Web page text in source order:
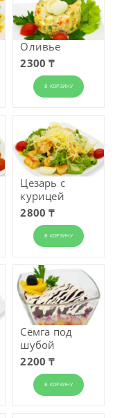
Оливье
2300 ₸
В КОРЗИНУ
Цезарь с
курицей
2800 ₸
В КОРЗИНУ
Сёмга под
шубой
2200 ₸
В КОРЗИНУ